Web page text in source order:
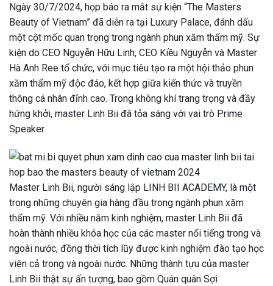
Ngày 30/7/2024, họp báo ra mắt sự kiện “The Masters
Beauty of Vietnam” đã diễn ra tại Luxury Palace, đánh dấu
một cột mốc quan trọng trong ngành phun xăm thẩm mỹ. Sự
kiện do CEO Nguyễn Hữu Linh, CEO Kiều Nguyễn và Master
Hà Anh Ree tổ chức, với mục tiêu tạo ra một hội thảo phun
xăm thẩm mỹ độc đáo, kết hợp giữa kiến thức và truyền
thông cá nhân đỉnh cao. Trong không khí trang trọng và đầy
hứng khởi, master Linh Bii đã tỏa sáng với vai trò Prime
Speaker.
Master Linh Bii, người sáng lập LINH BII ACADEMY, là một
trong những chuyên gia hàng đầu trong ngành phun xăm
thẩm mỹ. Với nhiều năm kinh nghiệm, master Linh Bii đã
hoàn thành nhiều khóa học của các master nổi tiếng trong và
ngoài nước, đồng thời tích lũy được kinh nghiệm đào tạo học
viên cả trong và ngoài nước. Những thành tựu của master
Linh Bii thật sự ấn tượng, bao gồm Quán quân Sợi